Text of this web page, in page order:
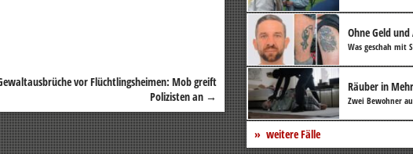
vor Flüchtlingsheimen: Mob greift
Polizisten an →
Ohne Geld
Was geschah mit
Räuber in
Zwei Bewohner
weitere Fälle